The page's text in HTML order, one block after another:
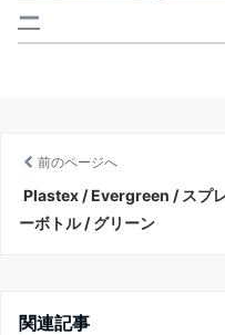
ー
前のページへ
Plastex / Evergreen / スプ
ーボトル / グリーン
関連記事